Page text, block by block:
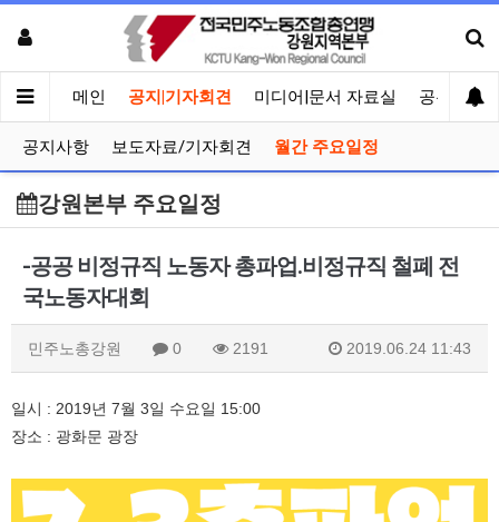
메인 공지|기자회견 미디어|문서 자료실 공유게시
공지사항 보도자료/기자회견 월간 주요일정
강원본부 주요일정
-공공 비정규직 노동자 총파업.비정규직 철폐 전
국노동자대회
민주노총강원 0 2191 2019.06.24 11:43
일시 : 2019년 7월 3일 수요일 15:00
장소 : 광화문 광장